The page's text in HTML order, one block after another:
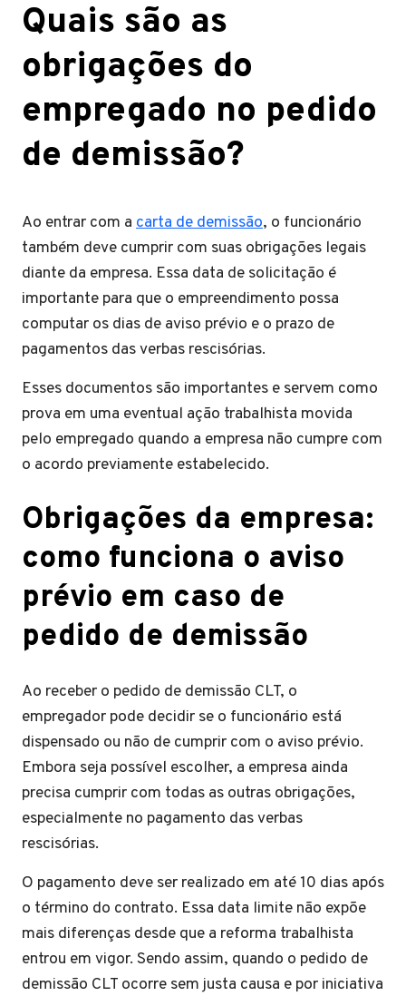
Quais são as
obrigações do
empregado no pedido
de demissão?
Ao entrar com a carta de demissão, o funcionário
também deve cumprir com suas obrigações legais
diante da empresa. Essa data de solicitação é
importante para que o empreendimento possa
computar os dias de aviso prévio e o prazo de
pagamentos das verbas rescisórias.
Esses documentos são importantes e servem como
prova em uma eventual ação trabalhista movida
pelo empregado quando a empresa não cumpre com
o acordo previamente estabelecido.
Obrigações da empresa:
como funciona o aviso
prévio em caso de
pedido de demissão
Ao receber o pedido de demissão CLT, o
empregador pode decidir se o funcionário está
dispensado ou não de cumprir com o aviso prévio.
Embora seja possível escolher, a empresa ainda
precisa cumprir com todas as outras obrigações,
especialmente no pagamento das verbas
rescisórias.
O pagamento deve ser realizado em até 10 dias após
o término do contrato. Essa data limite não expõe
mais diferenças desde que a reforma trabalhista
entrou em vigor. Sendo assim, quando o pedido de
demissão CLT ocorre sem justa causa e por iniciativa